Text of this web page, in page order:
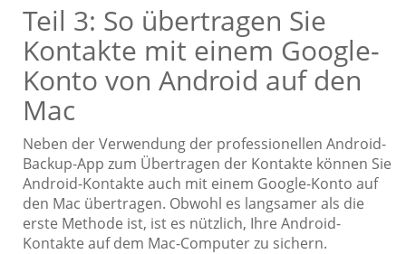
Teil 3: So übertragen Sie
Kontakte mit einem Google-
Konto von Android auf den
Mac
Neben der Verwendung der professionellen Android-
Backup-App zum Übertragen der Kontakte können Sie
Android-Kontakte auch mit einem Google-Konto auf
den Mac übertragen. Obwohl es langsamer als die
erste Methode ist, ist es nützlich, Ihre Android-
Kontakte auf dem Mac-Computer zu sichern.